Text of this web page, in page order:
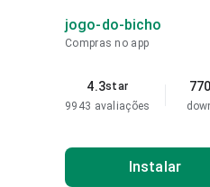
jogo-do-bicho
Compras no app
4.3star
9943 avaliações
Instalar